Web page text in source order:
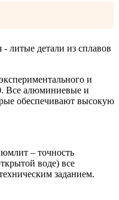
литые детали из сплавов
и
Все алюминиевые и
обеспечивают высокую
– точность
воде) все
заданием.